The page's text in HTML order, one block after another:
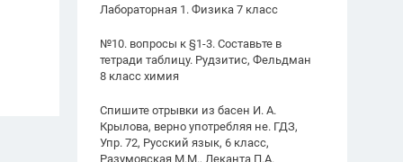
Лабораторная 1. Физика 7 класс
№10. вопросы к §1-3. Составьте в
тетради таблицу. Рудзитис, Фельдман
8 класс химия
Спишите отрывки из басен И. А.
Крылова, верно употребляя не. ГДЗ,
Упр. 72, Русский язык, 6 класс,
Разумовская М.М., Леканта П.А.